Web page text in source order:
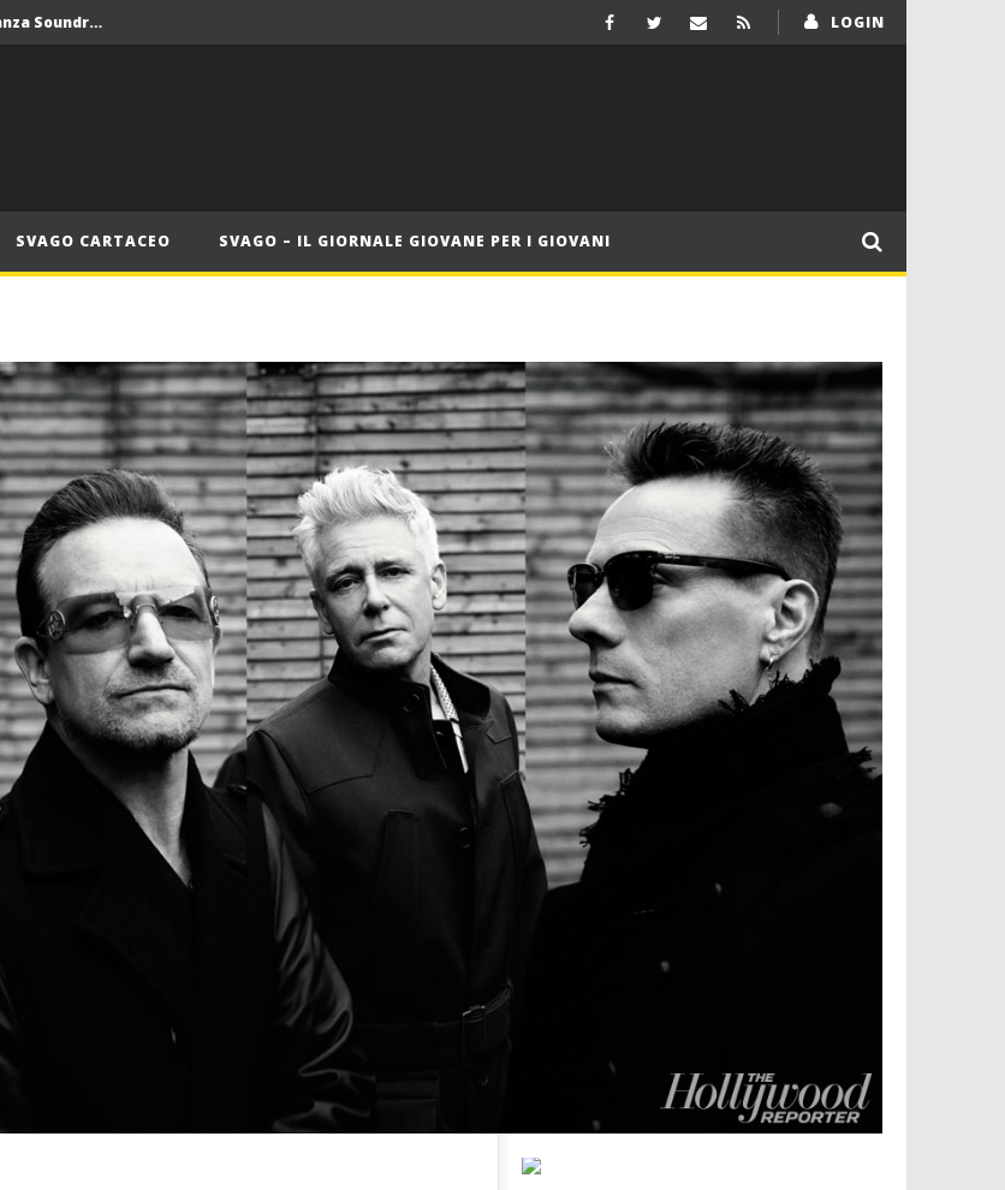
Crolla il monopolio Siae con alleanza Soundreef – LEA
Crolla il monopolio Siae con alleanza Soundreef – LEA
LOGIN
SVAGO CARTACEO SVAGO – IL GIORNALE GIOVANE PER I GIOVANI